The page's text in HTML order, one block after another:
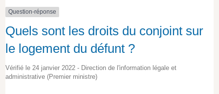
Question-réponse
Quels sont les droits du conjoint sur
le logement du défunt ?
Vérifié le 24 janvier 2022 - Direction de l'information légale et
administrative (Premier ministre)